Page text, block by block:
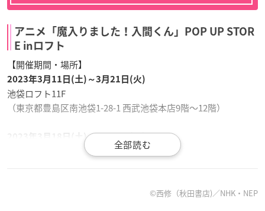
アニメ「魔入りました！入間くん」POP UP STOR
E inロフト
【開催期間・場所】
2023年3月11日(土)～3月21日(火)
池袋ロフト11F
（東京都豊島区南池袋1-28-1 西武池袋本店9階～12階）
2023年3月18日(土)～3月26日(日)
©西修（秋田書店)／NHK・NEP